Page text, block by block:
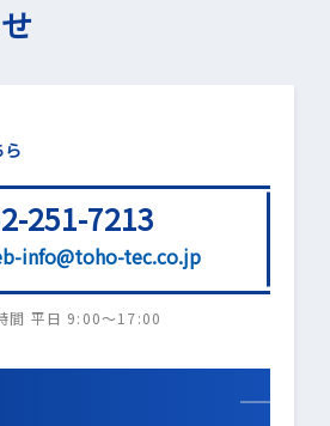
251-7213
info@toho-tec.co.jp
間 平日 9:00〜17:00